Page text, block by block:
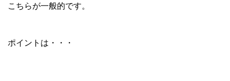
こちらが一般的です。
ポイントは・・・